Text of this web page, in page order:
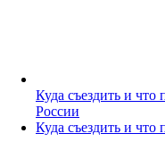
Куда съездить и что
России
Куда съездить и